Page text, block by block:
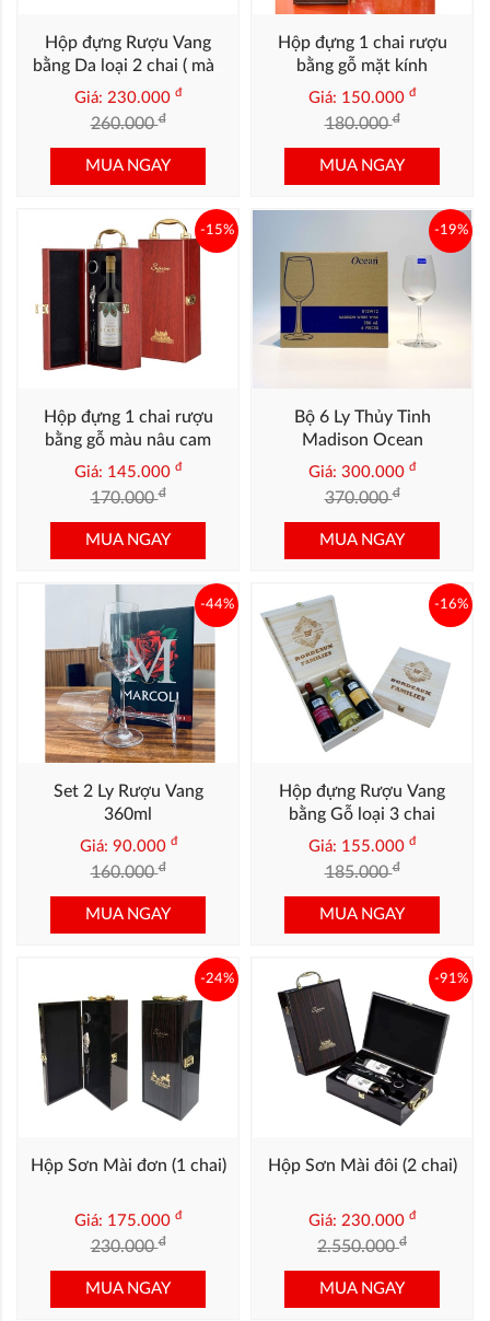
Hộp đựng Rượu Vang
bằng Da loại 2 chai ( màu
xanh navy viền vàng)
Giá: 230.000 đ
260.000đ
MUA NGAY
Hộp đựng 1 chai rượu
bằng gỗ mặt kính
Giá: 150.000 đ
180.000đ
MUA NGAY
Hộp đựng 1 chai rượu
bằng gỗ màu nâu cam
Giá: 145.000 đ
170.000đ
-15%
MUA NGAY
Bộ 6 Ly Thủy Tinh
Madison Ocean
Giá: 300.000 đ
370.000đ
-19%
MUA NGAY
Set 2 Ly Rượu Vang
360ml
Giá: 90.000 đ
160.000đ
-44%
MUA NGAY
Hộp đựng Rượu Vang
bằng Gỗ loại 3 chai
Giá: 155.000 đ
185.000đ
-16%
MUA NGAY
Hộp Sơn Mài đơn (1 chai)
Giá: 175.000 đ
230.000đ
-24%
MUA NGAY
Hộp Sơn Mài đôi (2 chai)
Giá: 230.000 đ
2.550.000đ
-91%
MUA NGAY